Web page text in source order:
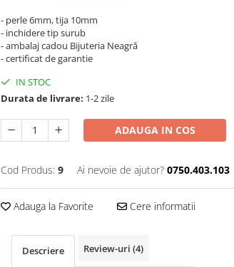
- perle 6mm, tija 10mm
- inchidere tip surub
- ambalaj cadou Bijuteria Neagră
- certificat de garantie
IN STOC
Durata de livrare: 1-2 zile
ADAUGA IN COS
Cod Produs: 9 Ai nevoie de ajutor? 0750.403.103
Adauga la Favorite Cere informatii
Descriere Review-uri (4)